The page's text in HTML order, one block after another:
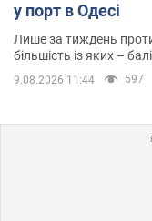
у порт в Одесі
Лише за тиждень
більшість із яких –
9.08.2026 11:44 597